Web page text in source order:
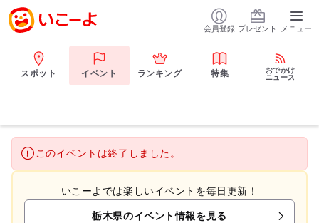
会員登録 プレゼント メニュー
スポット イベント ランキング 特集
おでかけ
ニュース
このイベントは終了しました。
いこーよでは楽しいイベントを毎日更新！
栃木県のイベント情報を見る